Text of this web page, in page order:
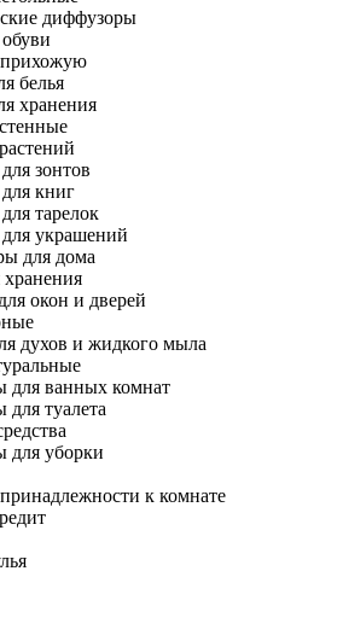
диффузоры
белья
хранения
зонтов
книг
тарелок
украшений
для дома
окон и дверей
духов и жидкого мыла
для ванных комнат
для туалета
для уборки
к комнате